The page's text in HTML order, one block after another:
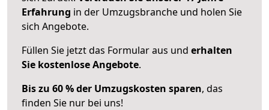
Erfahrung in der Umzugsbranche und holen Sie
sich Angebote.
Füllen Sie jetzt das Formular aus und erhalten
Sie kostenlose Angebote.
Bis zu 60 % der Umzugskosten sparen, das
finden Sie nur bei uns!